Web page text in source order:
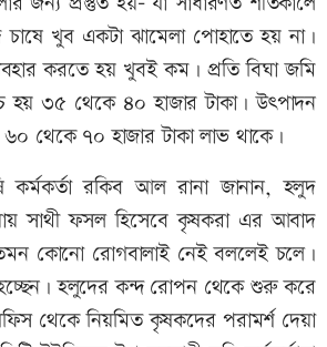
খুব একটা ঝামেলা পোহাতে হয় না।
করতে হয় খুবই কম। প্রতি বিঘা জমি
হয় ৩৫ থেকে ৪০ হাজার টাকা। উৎপাদন
থেকে ৭০ হাজার টাকা লাভ থাকে।
রকিব আল রানা জানান, হলুদ
সাথী ফসল হিসেবে কৃষকরা এর আবাদ
কোনো রোগবালাই নেই বললেই চলে।
হচ্ছেন। হলুদের কন্দ রোপন থেকে শুরু করে
থেকে নিয়মিত কৃষকদের পরামর্শ দেয়া